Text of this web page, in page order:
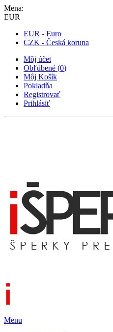
Mena:
EUR
EUR - Euro
CZK - Česká koruna
Môj účet
Obľúbené (0)
Môj Košík
Pokladňa
Registrovať
Prihlásiť
Menu